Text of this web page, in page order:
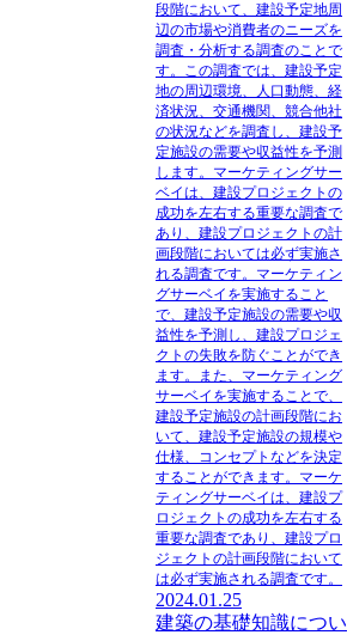
段階において、建設予定地周
辺の市場や消費者のニーズを
調査・分析する調査のことで
す。この調査では、建設予定
地の周辺環境、人口動態、経
済状況、交通機関、競合他社
の状況などを調査し、建設予
定施設の需要や収益性を予測
します。マーケティングサー
ベイは、建設プロジェクトの
成功を左右する重要な調査で
あり、建設プロジェクトの計
画段階においては必ず実施さ
れる調査です。マーケティン
グサーベイを実施すること
で、建設予定施設の需要や収
益性を予測し、建設プロジェ
クトの失敗を防ぐことができ
ます。また、マーケティング
サーベイを実施することで、
建設予定施設の計画段階にお
いて、建設予定施設の規模や
仕様、コンセプトなどを決定
することができます。 マーケ
ティングサーベイは、建設プ
ロジェクトの成功を左右する
重要な調査であり、建設プロ
ジェクトの計画段階において
は必ず実施される調査です。
2024.01.25
建築の基礎知識につい